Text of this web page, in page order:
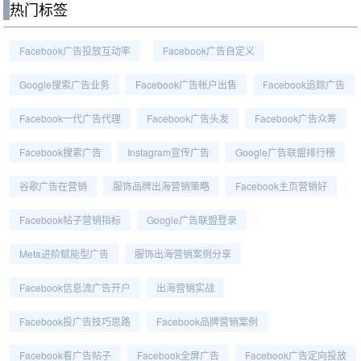
热门标签
Facebook广告投放互动率 Facebook广告自定义
Google搜索广告业务 Facebook广告帐户出售 Facebook追踪广告
Facebook一代广告代理 Facebook广告头发 Facebook广告众筹
Facebook搜索广告 Instagram宣传广告 Google广告联盟排行榜
谷歌广告在营销 服饰品牌出海营销策略 Facebook主页营销好
Facebook帖子营销指标 Google广告联盟登录
Meta进阶赋能型广告 服饰出海营销案例分享
Facebook信息流广告开户 出海营销实战
Facebook投广告技巧思路 Facebook品牌营销案例
Facebook看广告帖子 Facebook全屏广告 Facebook广告定向投放